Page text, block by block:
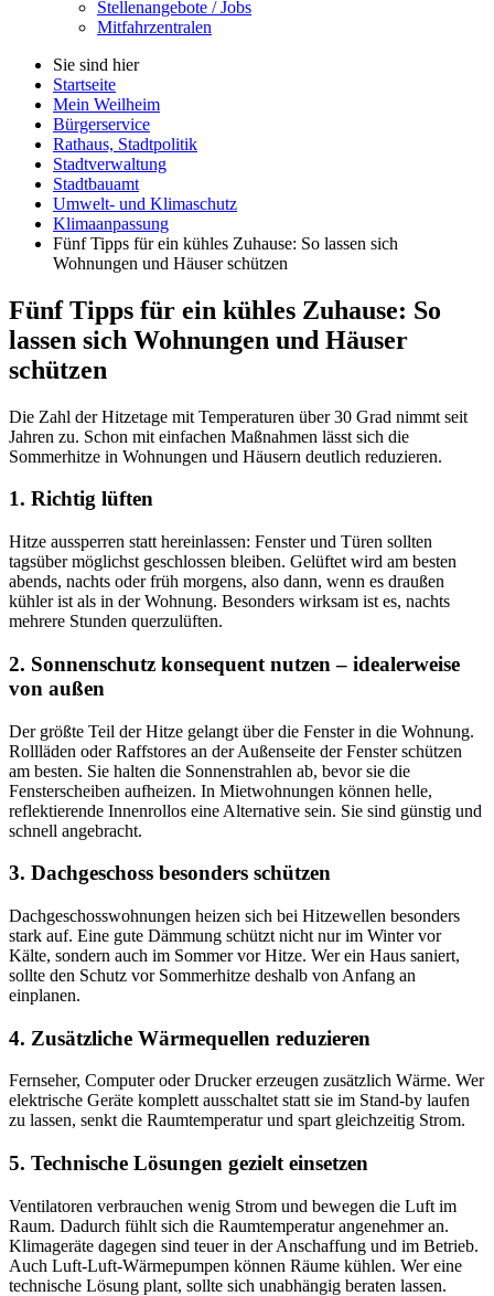
Stellenangebote / Jobs
Mitfahrzentralen
Sie sind hier
Startseite
Mein Weilheim
Bürgerservice
Rathaus, Stadtpolitik
Stadtverwaltung
Stadtbauamt
Umwelt- und Klimaschutz
Klimaanpassung
Fünf Tipps für ein kühles Zuhause: So lassen sich
Wohnungen und Häuser schützen
Fünf Tipps für ein kühles Zuhause: So
lassen sich Wohnungen und Häuser
schützen
Die Zahl der Hitzetage mit Temperaturen über 30 Grad nimmt seit
Jahren zu. Schon mit einfachen Maßnahmen lässt sich die
Sommerhitze in Wohnungen und Häusern deutlich reduzieren.
1. Richtig lüften
Hitze aussperren statt hereinlassen: Fenster und Türen sollten
tagsüber möglichst geschlossen bleiben. Gelüftet wird am besten
abends, nachts oder früh morgens, also dann, wenn es draußen
kühler ist als in der Wohnung. Besonders wirksam ist es, nachts
mehrere Stunden querzulüften.
2. Sonnenschutz konsequent nutzen – idealerweise
von außen
Der größte Teil der Hitze gelangt über die Fenster in die Wohnung.
Rollläden oder Raffstores an der Außenseite der Fenster schützen
am besten. Sie halten die Sonnenstrahlen ab, bevor sie die
Fensterscheiben aufheizen. In Mietwohnungen können helle,
reflektierende Innenrollos eine Alternative sein. Sie sind günstig und
schnell angebracht.
3. Dachgeschoss besonders schützen
Dachgeschosswohnungen heizen sich bei Hitzewellen besonders
stark auf. Eine gute Dämmung schützt nicht nur im Winter vor
Kälte, sondern auch im Sommer vor Hitze. Wer ein Haus saniert,
sollte den Schutz vor Sommerhitze deshalb von Anfang an
einplanen.
4. Zusätzliche Wärmequellen reduzieren
Fernseher, Computeroder Drucker erzeugen zusätzlich Wärme. Wer
elektrische Geräte komplett ausschaltet statt sie im Stand-by laufen
zu lassen, senkt die Raumtemperatur und spart gleichzeitig Strom.
5. Technische Lösungen gezielt einsetzen
Ventilatoren verbrauchen wenig Strom und bewegen die Luft im
Raum. Dadurch fühlt sich die Raumtemperatur angenehmer an.
Klimageräte dagegen sind teuer in der Anschaffung und im Betrieb.
Auch Luft-Luft-Wärmepumpen können Räume kühlen. Wer eine
technische Lösung plant, sollte sich unabhängig beraten lassen.